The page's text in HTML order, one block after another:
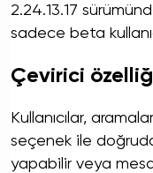
2.24.13.17
sadece beta
Çevirici özelliği
Kullanıcılar,
seçenek ile
yapabilir veya